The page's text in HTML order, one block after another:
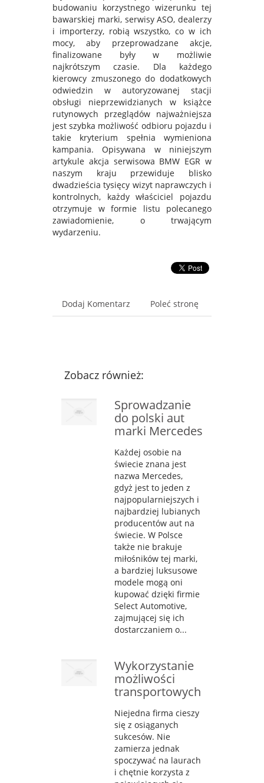
budowaniu korzystnego wizerunku tej
bawarskiej marki, serwisy ASO, dealerzy
i importerzy, robią wszystko, co w ich
mocy, aby przeprowadzane akcje,
finalizowane były w możliwie
najkrótszym czasie. Dla każdego
kierowcy zmuszonego do dodatkowych
odwiedzin w autoryzowanej stacji
obsługi nieprzewidzianych w książce
rutynowych przeglądów najważniejsza
jest szybka możliwość odbioru pojazdu i
takie kryterium spełnia wymieniona
kampania. Opisywana w niniejszym
artykule akcja serwisowa BMW EGR w
naszym kraju przewiduje blisko
dwadzieścia tysięcy wizyt naprawczych i
kontrolnych, każdy właściciel pojazdu
otrzymuje w formie listu polecanego
zawiadomienie, o trwającym
wydarzeniu.
Dodaj Komentarz Poleć stronę
Zobacz również:
Sprowadzanie
do polski aut
marki Mercedes
Każdej osobie na
świecie znana jest
nazwa Mercedes,
gdyż jest to jeden z
najpopularniejszych i
najbardziej lubianych
producentów aut na
świecie. W Polsce
także nie brakuje
miłośników tej marki,
a bardziej luksusowe
modele mogą oni
kupować dzięki firmie
Select Automotive,
zajmującej się ich
dostarczaniem o...
Wykorzystanie
możliwości
transportowych
Niejedna firma cieszy
się z osiąganych
sukcesów. Nie
zamierza jednak
spoczywać na laurach
i chętnie korzysta z